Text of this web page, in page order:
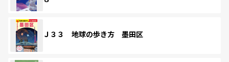
Ｊ３３ 地球の歩き方 墨田区